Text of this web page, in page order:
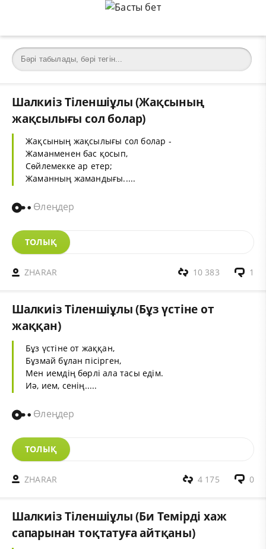
Шалкиіз Тіленшіұлы (Жақсының
жақсылығы сол болар)
Жақсының жақсылығы сол болар -
Жаманменен бас қосып,
Сөйлемекке ар етер;
Жаманның жамандығы.....
Өлеңдер
ТОЛЫҚ
ZHARAR 1
10 383
Шалкиіз Тіленшіұлы (Бұз үстіне от
жаққан)
Бұз үстіне от жаққан,
Бұзмай бұлан пісірген,
Мен иемдің бөрлі ала тасы едім.
Иә, ием, сенің.....
Өлеңдер
ТОЛЫҚ
ZHARAR 0
4 175
Шалкиіз Тіленшіұлы (Би Темірді хаж
сапарынан тоқтатуға айтқаны)